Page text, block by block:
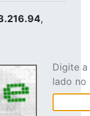
,
Digite
lado no